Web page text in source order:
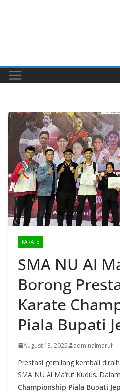
KARATE
SMA NU Al
Borong
Karate
Piala Bupati
August 13, 2025 adminalmaruf
Prestasi gemilang kembali
SMA NU Al Ma’ruf Kudus.
Championship Piala Bupati